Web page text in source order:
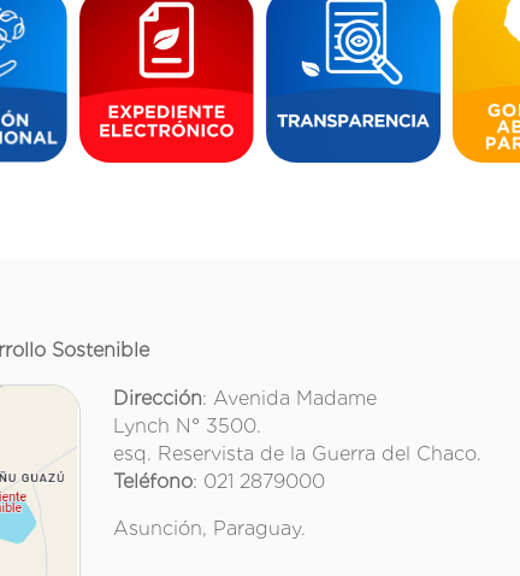
Sostenible
Dirección: Avenida Madame
Lynch N° 3500.
esq. Reservista de la Guerra del Chaco.
Teléfono: 021 2879000
Asunción, Paraguay.